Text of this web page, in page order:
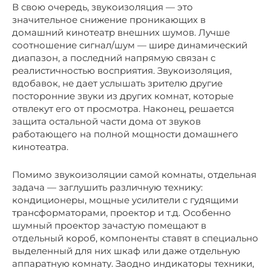
В свою очередь, звукоизоляция — это
значительное снижение проникающих в
домашний кинотеатр внешних шумов. Лучше
соотношение сигнал/шум — шире динамический
диапазон, а последний напрямую связан с
реалистичностью восприятия. Звукоизоляция,
вдобавок, не дает услышать зрителю другие
посторонние звуки из других комнат, которые
отвлекут его от просмотра. Наконец, решается
защита остальной части дома от звуков
работающего на полной мощности домашнего
кинотеатра.
Помимо звукоизоляции самой комнаты, отдельная
задача — заглушить различную технику:
кондиционеры, мощные усилители с гудящими
трансформаторами, проектор и т.д. Особенно
шумный проектор зачастую помещают в
отдельный короб, компоненты ставят в специально
выделенный для них шкаф или даже отдельную
аппаратную комнату. Заодно индикаторы техники,